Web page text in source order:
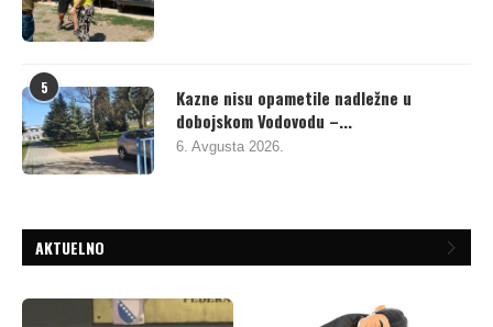
5
Kazne nisu opametile nadležne u
dobojskom Vodovodu –...
6. Avgusta 2026.
AKTUELNO